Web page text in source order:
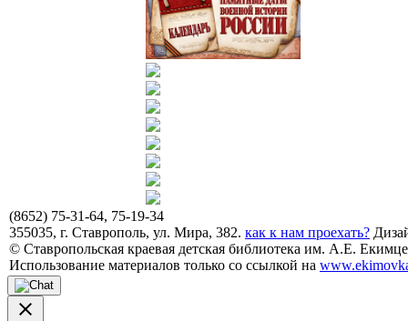
(8652) 75-31-64, 75-19-34
355035, г. Ставрополь, ул. Мира, 382. как к нам проехать?
© Ставропольская краевая детская библиотека им. А.Е.
Использование материалов только со ссылкой на
close